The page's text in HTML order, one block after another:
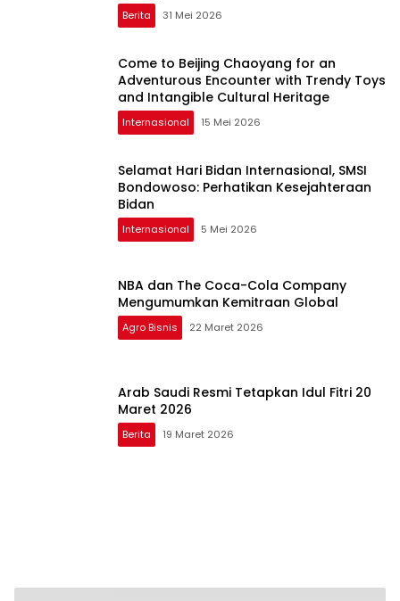
Berita 31 Mei 2026
Come to Beijing Chaoyang for an
Adventurous Encounter with Trendy Toys
and Intangible Cultural Heritage
Internasional 15 Mei 2026
Selamat Hari Bidan Internasional, SMSI
Bondowoso: Perhatikan Kesejahteraan
Bidan
Internasional 5 Mei 2026
NBA dan The Coca-Cola Company
Mengumumkan Kemitraan Global
Agro Bisnis 22 Maret 2026
Arab Saudi Resmi Tetapkan Idul Fitri 20
Maret 2026
Berita 19 Maret 2026